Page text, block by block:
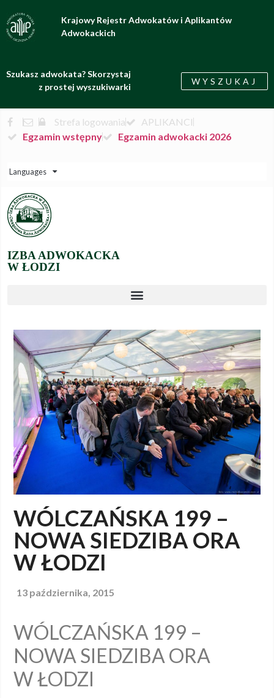
Krajowy Rejestr Adwokatów i Aplikantów
Adwokackich
Szukasz adwokata? Skorzystaj
z prostej wyszukiwarki
WYSZUKAJ
Strefa logowania
APLIKANCI
Egzamin wstępny
Egzamin adwokacki 2026
Languages
IZBA ADWOKACKA
W ŁODZI
WÓLCZAŃSKA 199 –
NOWA SIEDZIBA ORA
W ŁODZI
13 października, 2015
WÓLCZAŃSKA 199 –
NOWA SIEDZIBA ORA
W ŁODZI